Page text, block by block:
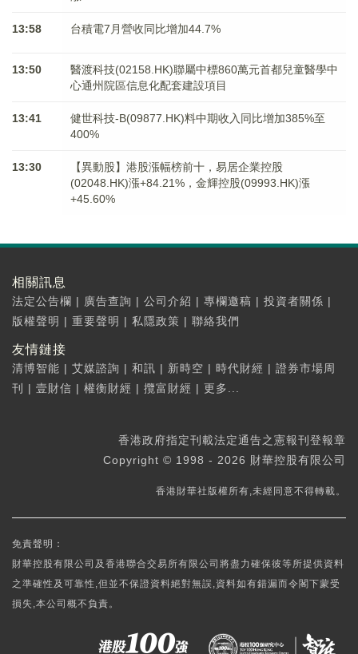
13:58 台積電7月營收同比增加44.7%
13:50
醫渡科技(02158.HK)聯屬中標860萬元首都兒童醫學中
心通州院區信息化配套建設項目
13:41
健世科技-B(09877.HK)料中期收入同比增加385%至
400%
13:30
【異動股】港股漲幅榜前十，易居企業控股
(02048.HK)漲+84.21%，金輝控股(09993.HK)漲
+45.60%
相關訊息
法定公告欄 | 廣告查詢 | 公司介紹 | 專欄邀稿 | 投資者關係 |
版權聲明 | 重要聲明 | 私隱政策 | 聯絡我們
友情鏈接
清博智能 | 艾媒諮詢 | 和訊 | 新時空 | 時代財經 | 證券市場周
刊
| 壹財信 | 權衡財經 | 攬富財經 | 更多...
香港政府指定刊載法定通告之憲報刊登報章
Copyright © 1998 - 2026 財華控股有限公司
香港財華社版權所有,未經同意不得轉載。
免責聲明：
財華控股有限公司及香港聯合交易所有限公司將盡力確保彼等所提供資料
之準確性及可靠性,但並不保證資料絕對無誤,資料如有錯漏而令閣下蒙受
損失,本公司概不負責。